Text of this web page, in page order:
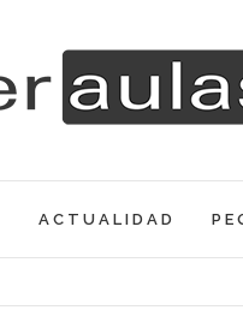
ACTUALIDAD